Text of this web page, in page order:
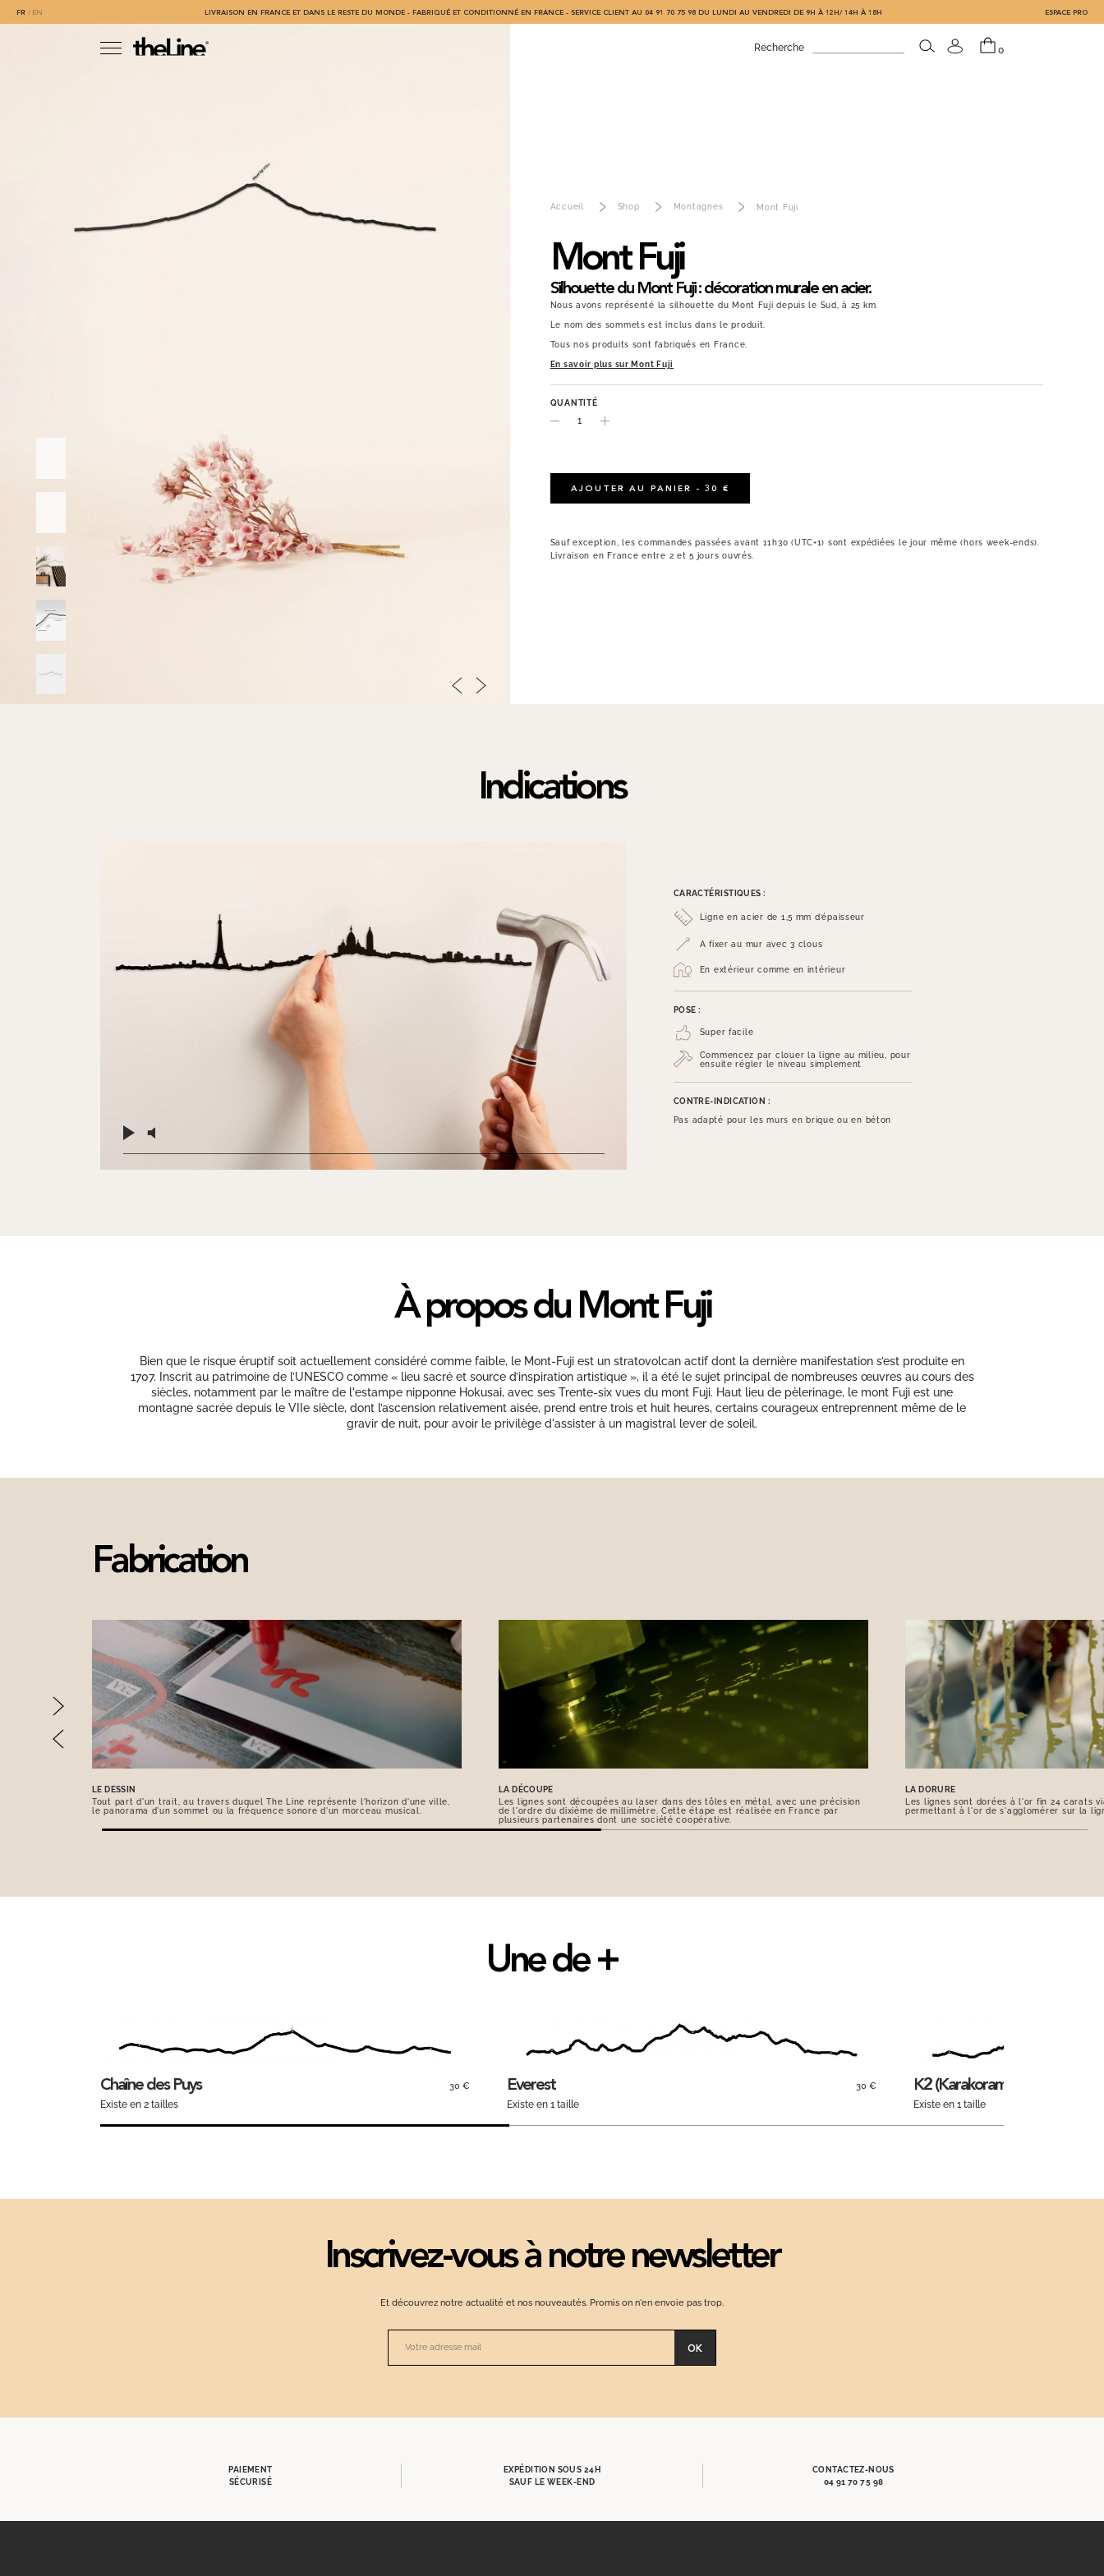
FR EN LIVRAISON EN FRANCE ET DANS LE RESTE DU MONDE - FABRIQUÉ ET CONDITIONNÉ EN FRANCE - SERVICE CLIENT AU 04 91 70 75 98 DU LUNDI AU VENDREDI DE 9H À 12H/ 14H À 18H ESPACE PRO
Recherche 0
Accueil Shop Montagnes Mont Fuji
Mont Fuji
Silhouette du Mont Fuji : décoration murale en acier.
Nous avons représenté la silhouette du Mont Fuji depuis le Sud, à 25 km.
Le nom des sommets est inclus dans le produit.
Tous nos produits sont fabriqués en France.
En savoir plus sur Mont Fuji
QUANTITÉ
AJOUTER AU PANIER - 30 €
Sauf exception, les commandes passées avant 11h30 (UTC+1) sont expédiées le jour même (hors week-ends).
Livraison en France entre 2 et 5 jours ouvrés.
Indications
CARACTÉRISTIQUES :
Ligne en acier de 1,5 mm d’épaisseur
A fixer au mur avec 3 clous
En extérieur comme en intérieur
POSE :
Super facile
Commencez par clouer la ligne au milieu, pour
ensuite régler le niveau simplement
CONTRE-INDICATION :
Pas adapté pour les murs en brique ou en béton
À propos du Mont Fuji
Bien que le risque éruptif soit actuellement considéré comme faible, le Mont-Fuji est un stratovolcan actif dont la dernière manifestation s’est produite en
1707. Inscrit au patrimoine de l’UNESCO comme « lieu sacré et source d’inspiration artistique », il a été le sujet principal de nombreuses œuvres au cours des
siècles, notamment par le maître de l'estampe nipponne Hokusai, avec ses Trente-six vues du mont Fuji. Haut lieu de pèlerinage, le mont Fuji est une
montagne sacrée depuis le VIIe siècle, dont l’ascension relativement aisée, prend entre trois et huit heures, certains courageux entreprennent même de le
gravir de nuit, pour avoir le privilège d'assister à un magistral lever de soleil.
Fabrication
LE DESSIN
Tout part d'un trait, au travers duquel The Line représente l'horizon d'une ville,
le panorama d'un sommet ou la fréquence sonore d'un morceau musical.
LA DÉCOUPE
Les lignes sont découpées au laser dans des tôles en métal, avec une précision
de l'ordre du dixième de millimètre. Cette étape est réalisée en France par
plusieurs partenaires dont une société coopérative.
LA DORURE
Les lignes sont dorées à l'or fin 24 carats
permettant à l'or de s'agglomérer sur la
Une de +
Chaîne des Puys 30 €
Existe en 2 tailles
Everest 30 €
Existe en 1 taille
K2 (Karakoram)
Existe en 1 taille
Inscrivez-vous à notre newsletter
Et découvrez notre actualité et nos nouveautés. Promis on n'en envoie pas trop.
OK
PAIEMENT
SÉCURISÉ
EXPÉDITION SOUS 24H
SAUF LE WEEK-END
CONTACTEZ-NOUS
04 91 70 75 98